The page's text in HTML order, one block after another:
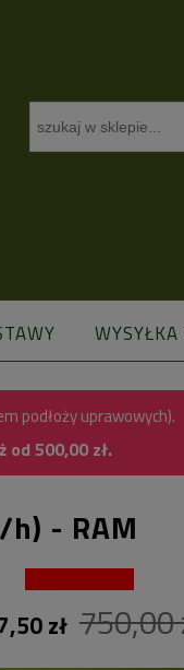
podłoży uprawowych).
500,00 zł.
- RAM
zł 750,00